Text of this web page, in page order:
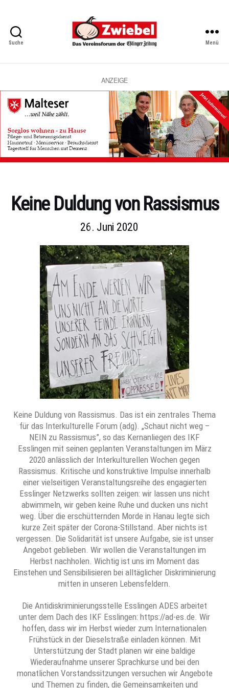
Suche
Vereinsforum
Eßlinger
Zeitung
Menü
ANZEIGE
Kategorien
Keine Duldung von Rassismus
26. Juni 2020
Keine Duldung von Rassismus. Das ist ein zentrales Thema
für das Interkulturelle Forum (adg). „Schaut nicht weg –
NEIN zu Rassismus”, so das Kernanliegen des IKF
Esslingen mit seinen geplanten Veranstaltungen im März
2020 anlässlich der Interkulturellen Wochen gegen
Rassismus. Kritische und konstruktive Impulse innerhalb
einer vielseitigen Veranstaltungsreihe des engagierten
Esslinger Netzwerks sollten zeigen: wir lassen uns nicht
abwimmeln, wir geben keine Ruhe und ducken uns nicht
weg. Über die erschütternden Morde in Hanau legte sich
kurze Zeit später der Corona-Stillstand. Aber nichts ist
vergessen. Die Solidarität ist unsere Aufgabe, sie ist unser
Angebot geblieben. Wir wollen die Veranstaltungen im
Herbst nachholen. Wichtig ist uns im Moment das
Einstehen und Sensibilisieren bei alltäglicher Diskriminierung
mitten in unseren Lebensfeldern.
Die Antidiskriminierungsstelle Esslingen ADES arbeitet
unter dem Dach des IKF Esslingen: https://ad-es.de. Wir
hoffen, dass wir im Herbst wieder zum Internationalen
Frühstück in der Dieselstraße einladen können. Mit
Unterstützung der Stadt planen wir eine baldige
Wiederaufnahme unserer Sprachkurse und bei den
monatlichen Vorstandssitzungen versuchen wir Angebote
und Themen zu finden, die Gemeinsamkeiten und